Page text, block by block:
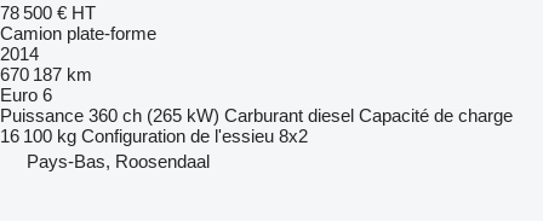
78 500 € HT
Camion plate-forme
2014
670 187 km
Euro 6
Puissance 360 ch (265 kW) Carburant diesel Capacité de charge
16 100 kg Configuration de l'essieu 8x2
Pays-Bas, Roosendaal